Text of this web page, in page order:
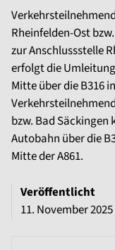
Rheinfelden-Ost
zur Anschlussstelle
erfolgt die
Mitte über die B316
bzw. Bad
Autobahn über die
Mitte der A861.
Veröffentlicht
11. November 2025